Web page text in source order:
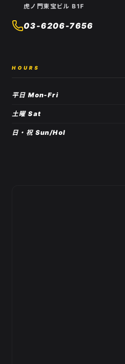
虎ノ門東宝ビル B1F
03-6206-7656
HOURS
平日 Mon-Fri
土曜 Sat
日・祝 Sun/Hol